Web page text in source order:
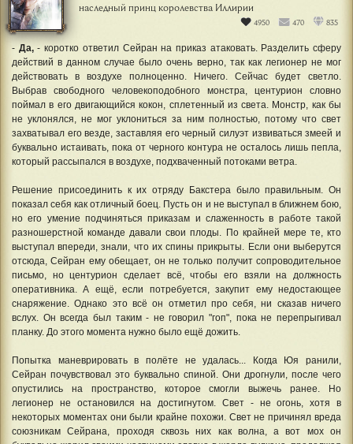
наследный принц королевства Иллирии
4950 470 835
- Да,- коротко ответил Сейран на приказ атаковать. Разделить сферу
действий в данном случае было очень верно, так как легионер не мог
действовать в воздухе полноценно. Ничего. Сейчас будет светло.
Выбрав свободного человекоподобного монстра, центурион словно
поймал в его двигающийся кокон, сплетенный из света. Монстр, как бы
не уклонялся, не мог уклониться за ним полностью, потому что свет
захватывал его везде, заставляя его черный силуэт извиваться змеей и
буквально истаивать, пока от черного контура не осталось лишь пепла,
который рассыпался в воздухе, подхваченный потоками ветра.
Решение присоединить к их отряду Бакстера было правильным. Он
показал себя как отличный боец. Пусть он и не выступал в ближнем бою,
но его умение подчиняться приказам и слаженность в работе такой
разношерстной команде давали свои плоды. По крайней мере те, кто
выступал впереди, знали, что их спины прикрыты. Если они выберутся
отсюда, Сейран ему обещает, он не только получит сопроводительное
письмо, но центурион сделает всё, чтобы его взяли на должность
оперативника. А ещё, если потребуется, закупит ему недостающее
снаряжение. Однако это всё он отметил про себя, ни сказав ничего
вслух. Он всегда был таким - не говорил "гоп", пока не перепрыгивал
планку. До этого момента нужно было ещё дожить.
Попытка маневрировать в полёте не удалась... Когда Юя ранили,
Сейран почувствовал это буквально спиной. Они дрогнули, после чего
опустились на пространство, которое смогли выжечь ранее. Но
легионер не остановился на достигнутом. Свет - не огонь, хотя в
некоторых моментах они были крайне похожи. Свет не причинял вреда
союзникам Сейрана, проходя сквозь них как волна, а вот мох он